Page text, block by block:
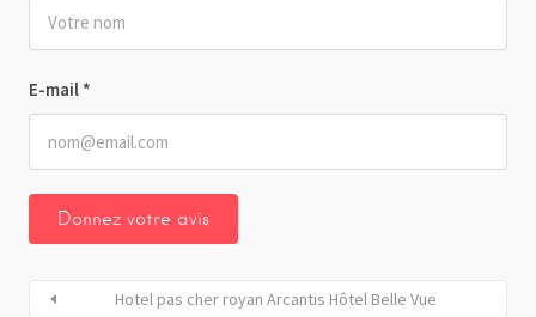
E-mail *
Hotel pas cher royan Arcantis Hôtel Belle Vue